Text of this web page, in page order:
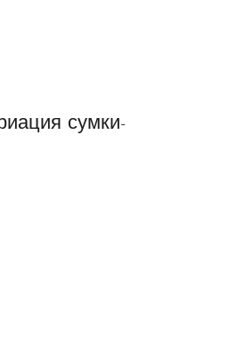
сумки-
darkbrown/coral